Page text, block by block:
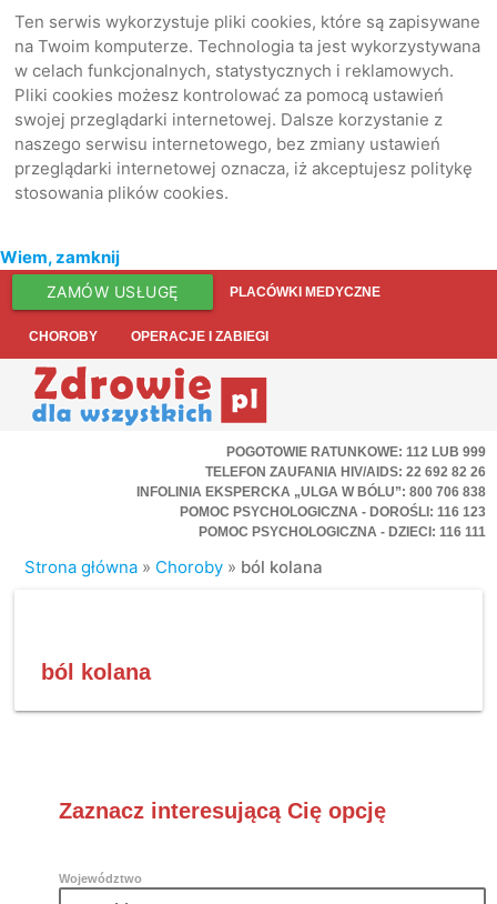
Ten serwis wykorzystuje pliki cookies, które są zapisywane
na Twoim komputerze. Technologia ta jest wykorzystywana
w celach funkcjonalnych, statystycznych i reklamowych.
Pliki cookies możesz kontrolować za pomocą ustawień
swojej przeglądarki internetowej. Dalsze korzystanie z
naszego serwisu internetowego, bez zmiany ustawień
przeglądarki internetowej oznacza, iż akceptujesz politykę
stosowania plików cookies.
Wiem, zamknij
ZAMÓW USŁUGĘ PLACÓWKI MEDYCZNE
CHOROBY OPERACJE I ZABIEGI
POGOTOWIE RATUNKOWE: 112 LUB 999
TELEFON ZAUFANIA HIV/AIDS: 22 692 82 26
INFOLINIA EKSPERCKA „ULGA W BÓLU”: 800 706 838
POMOC PSYCHOLOGICZNA - DOROŚLI: 116 123
POMOC PSYCHOLOGICZNA - DZIECI: 116 111
Strona główna » Choroby » ból kolana
ból kolana
Zaznacz interesującą Cię opcję
Województwo